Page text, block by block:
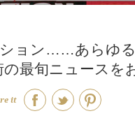
ョン……あらゆる
最旬ニュースを
it